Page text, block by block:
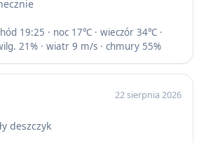
19:25 · noc 17℃ · wieczór 34℃ ·
21% · wiatr 9 m/s · chmury 55%
22 sierpnia 2026
deszczyk